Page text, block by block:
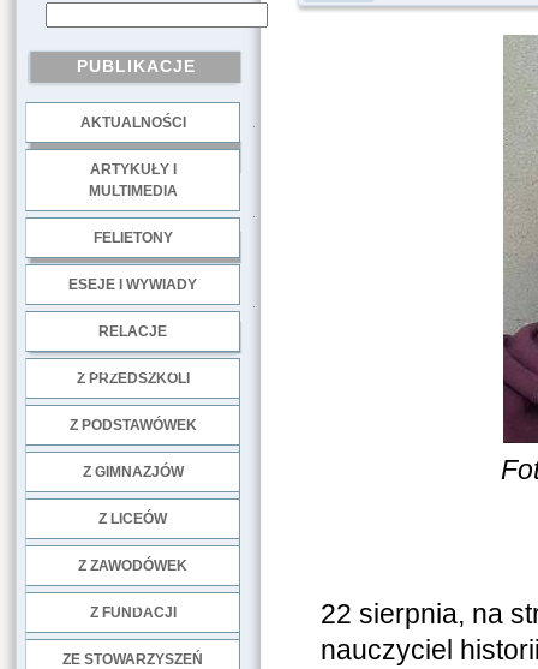
PUBLIKACJE
AKTUALNOŚCI
ARTYKUŁY I
MULTIMEDIA
FELIETONY
ESEJE I WYWIADY
RELACJE
Z PRZEDSZKOLI
Z PODSTAWÓWEK
Z GIMNAZJÓW
Z LICEÓW
Z ZAWODÓWEK
Z FUNDACJI
ZE STOWARZYSZEŃ
22 sierpnia, na
nauczyciel